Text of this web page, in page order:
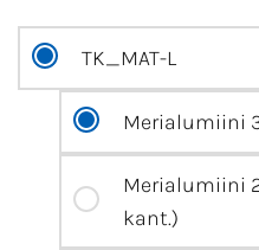
TK_MAT-L
Merialumiini
Merialumiini
kant.)